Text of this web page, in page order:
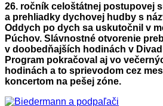
26. ročník celoštátnej postupovej
a prehliadky dychovej hudby s
Oddych po dych sa uskutočnil v
Púchov. Slávnostné otvorenie
v doobedňajších hodinách v
Program pokračoval aj vo
hodinách a to sprievodom cez
koncertom na pešej zóne.